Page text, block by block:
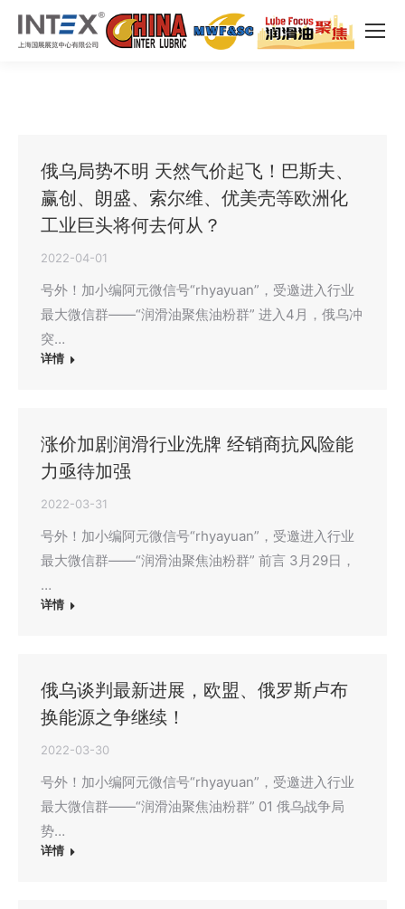
俄乌局势不明 天然气价起飞！巴斯夫、
赢创、朗盛、索尔维、优美壳等欧洲化
工业巨头将何去何从？
2022-04-01
号外！加小编阿元微信号“rhyayuan”，受邀进入行业
最大微信群——“润滑油聚焦油粉群” 进入4月，俄乌冲
突…
详情
涨价加剧润滑行业洗牌 经销商抗风险能
力亟待加强
2022-03-31
号外！加小编阿元微信号“rhyayuan”，受邀进入行业
最大微信群——“润滑油聚焦油粉群” 前言 3月29日，
…
详情
俄乌谈判最新进展，欧盟、俄罗斯卢布
换能源之争继续！
2022-03-30
号外！加小编阿元微信号“rhyayuan”，受邀进入行业
最大微信群——“润滑油聚焦油粉群” 01 俄乌战争局
势…
详情